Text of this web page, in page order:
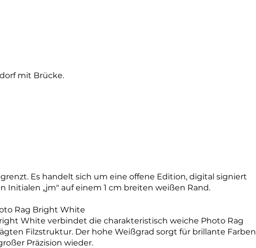
mit Brücke.
Es handelt sich um eine offene Edition, digital signiert
Initialen „jm" auf einem 1 cm breiten weißen Rand.
Rag Bright White
White verbindet die charakteristisch weiche Photo Rag
Filzstruktur. Der hohe Weißgrad sorgt für brillante Farben
Präzision wieder.